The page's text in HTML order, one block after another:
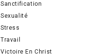
Sanctification
Sexualité
Stress
Travail
Victoire En Christ